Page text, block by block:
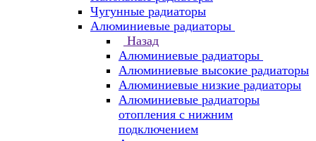
Чугунные радиаторы
Алюминиевые радиаторы
Назад
Алюминиевые радиаторы
Алюминиевые высокие радиаторы
Алюминиевые низкие радиаторы
Алюминиевые радиаторы
отопления с нижним
подключением